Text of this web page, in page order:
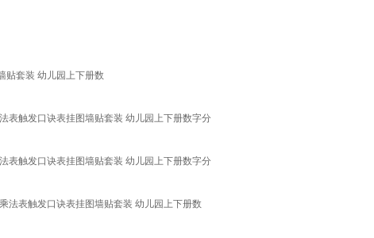
贴套装 幼儿园上下册数
表触发口诀表挂图墙贴套装 幼儿园上下册数字分
表触发口诀表挂图墙贴套装 幼儿园上下册数字分
法表触发口诀表挂图墙贴套装 幼儿园上下册数